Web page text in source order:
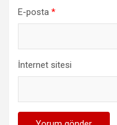
E-posta *
İnternet sitesi